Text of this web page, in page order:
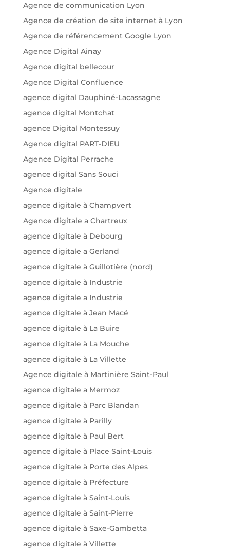
Agence de communication Lyon
Agence de création de site internet à Lyon
Agence de référencement Google Lyon
Agence Digital Ainay
Agence digital bellecour
Agence Digital Confluence
agence digital Dauphiné-Lacassagne
agence digital Montchat
agence Digital Montessuy
Agence digital PART-DIEU
Agence Digital Perrache
agence digital Sans Souci
Agence digitale
agence digitale à Champvert
Agence digitale a Chartreux
agence digitale à Debourg
agence digitale a Gerland
agence digitale à Guillotière (nord)
agence digitale à Industrie
agence digitale a Industrie
agence digitale à Jean Macé
agence digitale à La Buire
agence digitale à La Mouche
agence digitale à La Villette
Agence digitale à Martinière Saint-Paul
agence digitale a Mermoz
agence digitale à Parc Blandan
agence digitale à Parilly
agence digitale à Paul Bert
agence digitale à Place Saint-Louis
agence digitale à Porte des Alpes
agence digitale à Préfecture
agence digitale à Saint-Louis
agence digitale à Saint-Pierre
agence digitale à Saxe-Gambetta
agence digitale à Villette